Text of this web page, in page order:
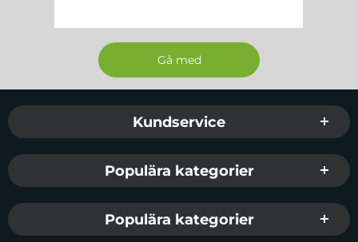
Sidfot Blandad info och länkar
Kundservice
Populära kategorier
Populära kategorier